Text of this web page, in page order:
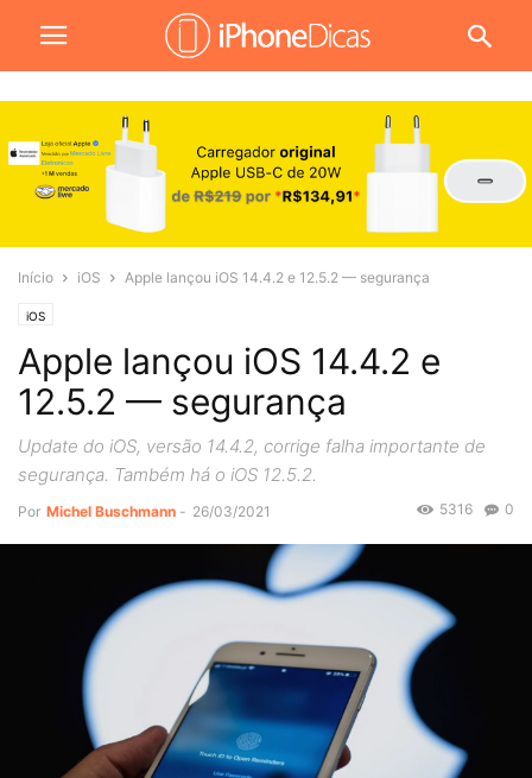
Início iOS Apple lançou iOS 14.4.2 e 12.5.2 — segurança
iOS
Apple lançou iOS 14.4.2 e
12.5.2 — segurança
Update do iOS, versão 14.4.2, corrige falha importante de
segurança. Também há o iOS 12.5.2.
Por Michel Buschmann - 26/03/2021 0
5316